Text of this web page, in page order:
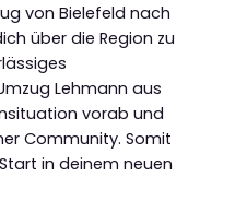
von Bielefeld nach
über die Region zu
Lehmann aus
vorab und
Community. Somit
in deinem neuen